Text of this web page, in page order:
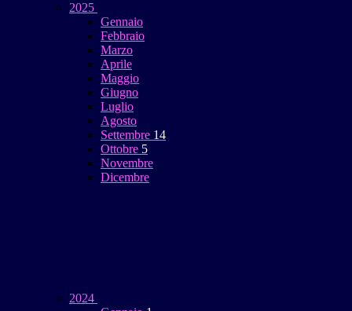
2025
Gennaio
Febbraio
Marzo
Aprile
Maggio
Giugno
Luglio
Agosto
Settembre 14
Ottobre 5
Novembre
Dicembre
2024